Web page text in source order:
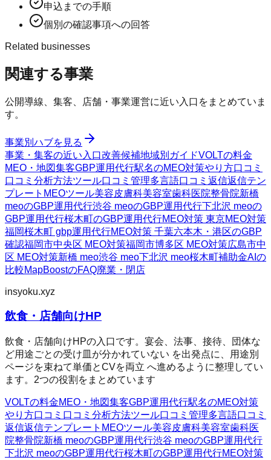
申込までの手順
個別の確認事項への回答
Related businesses
関連する事業
公開導線、集客、店舗・事業運営に近い入口をまとめていま
す。
事業別ハブを見る
事業・集客の近い入口改善候補地域別ガイドVOLTの料金
MEO・地図集客GBP運用代行駅名のMEO対策やり方口コミ
口コミ分析方法ツール口コミ管理多言語口コミ返信返信テン
プレート MEOツール美容皮膚科美容室歯科医院整骨院新橋
meoのGBP運用代行渋谷 meoのGBP運用代行下北沢 meoの
GBP運用代行桜木町のGBP運用代行MEO対策 東京MEO対策
福岡桜木町 gbp運用代行MEO対策 千葉六本木・港区のGBP
確認福岡市中央区 MEO対策福岡市博多区 MEO対策広島市中
区 MEO対策新橋 meo渋谷 meo下北沢 meo桜木町補助金AIの
比較MapBoostのFAQ廃業・閉店
insyoku.xyz
飲食・店舗向けHP
飲食・店舗向けHPの入口です。宴会、法事、接待、団体な
ど用途ごとの受け皿が分かれていない を出発点に、用途別
ページを束ねて単価とCVを両立 へ進めるように整理してい
ます。2つの役割をまとめています
VOLTの料金MEO・地図集客GBP運用代行駅名のMEO対策
やり方口コミ 口コミ分析方法ツール口コミ管理多言語口コミ
返信返信テンプレート MEOツール美容皮膚科美容室歯科医
院整骨院新橋 meoのGBP運用代行渋谷 meoのGBP運用代行
下北沢 meoのGBP運用代行桜木町のGBP運用代行MEO対策